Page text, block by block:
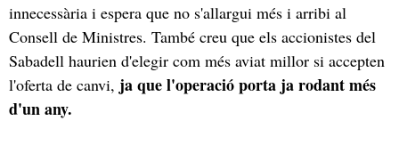
innecessària i espera que no s'allargui més i arribi al
Consell de Ministres. També creu que els accionistes del
Sabadell haurien d'elegir com més aviat millor si accepten
l'oferta de canvi, ja que l'operació porta ja rodant més
d'un any.